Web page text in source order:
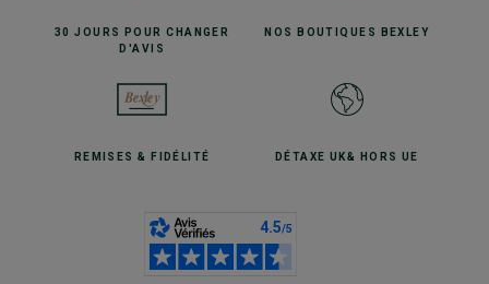
30 JOURS POURCHANGER
D'AVIS
NOS BOUTIQUES BEXLEY
REMISES& FIDÉLITÉ DÉTAXE UK& HORS UE